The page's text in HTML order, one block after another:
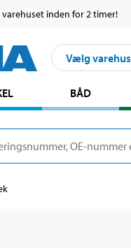
inden for 2 timer!
Vælg varehus
BÅD